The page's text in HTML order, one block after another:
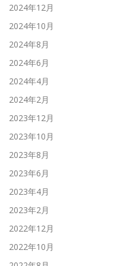
2024年12月
2024年10月
2024年8月
2024年6月
2024年4月
2024年2月
2023年12月
2023年10月
2023年8月
2023年6月
2023年4月
2023年2月
2022年12月
2022年10月